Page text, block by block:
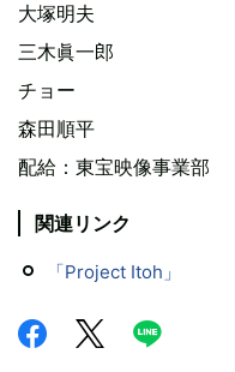
大塚明夫
三木眞一郎
チョー
森田順平
配給：東宝映像事業部
関連リンク
「Project Itoh」